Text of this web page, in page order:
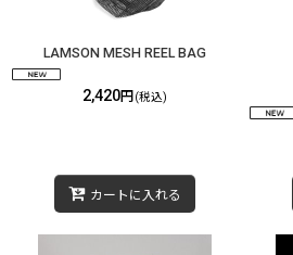
LAMSON MESH REEL BAG
2,420円 (税込)
カートに入れる